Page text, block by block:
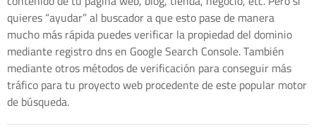
quieres “ayudar” al buscador a que esto pase de manera
mucho más rápida puedes verificar la propiedad del dominio
mediante registro dns en Google Search Console. También
mediante otros métodos de verificación para conseguir más
tráfico para tu proyecto web procedente de este popular motor
de búsqueda.